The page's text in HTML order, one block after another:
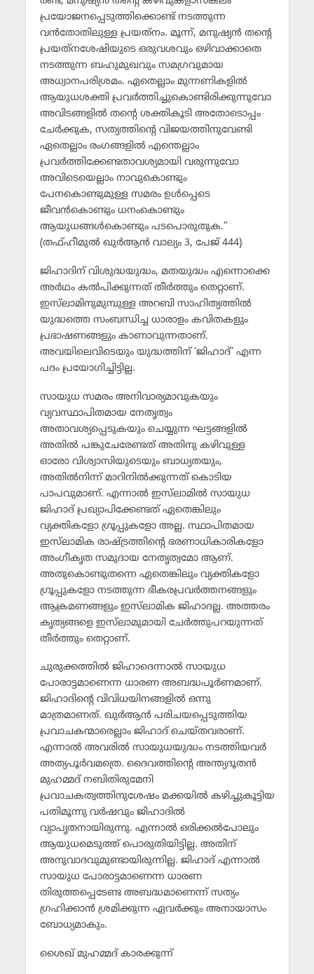
പ്രയോജനപ്പെടുത്തിക്കൊണ്ട് നടത്തുന്ന
വന്‍തോതിലുള്ള പ്രയത്‌നം. മൂന്ന്, മനുഷ്യന്‍ തന്റെ
പ്രയത്‌നശേഷിയുടെ ഒരുവശവും ഒഴിവാക്കാതെ
നടത്തുന്ന ബഹുമുഖവും സമഗ്രവുമായ
അധ്വാനപരിശ്രമം. ഏതെല്ലാം മുന്നണികളില്‍
ആയുധശക്തി പ്രവര്‍ത്തിച്ചുകൊണ്ടിരിക്കുന്നുവോ
അവിടങ്ങളില്‍ തന്റെ ശക്തികൂടി അതോടൊപ്പം
ചേര്‍ക്കുക, സത്യത്തിന്റെ വിജയത്തിനുവേണ്ടി
ഏതെല്ലാം രംഗങ്ങളില്‍ എന്തെല്ലാം
പ്രവര്‍ത്തിക്കേണ്ടതാവശ്യമായി വരുന്നുവോ
അവിടെയെല്ലാം നാവുകൊണ്ടും
പേനകൊണ്ടുമുള്ള സമരം ഉള്‍പ്പെടെ
ജീവന്‍കൊണ്ടും ധനംകൊണ്ടും
ആയുധങ്ങള്‍കൊണ്ടും പടപൊരുതുക.”
(തഫ്ഹീമുല്‍ ഖുര്‍ആന്‍ വാല്യം 3, പേജ് 444)
ജിഹാദിന് വിശുദ്ധയുദ്ധം, മതയുദ്ധം എന്നൊക്കെ
അര്‍ഥം കല്‍പിക്കുന്നത് തീര്‍ത്തും തെറ്റാണ്.
ഇസ്‌ലാമിനുമുമ്പുള്ള അറബി സാഹിത്യത്തില്‍
യുദ്ധത്തെ സംബന്ധിച്ച ധാരാളം കവിതകളും
പ്രഭാഷണങ്ങളും കാണാവുന്നതാണ്.
അവയിലെവിടെയും യുദ്ധത്തിന് ‘ജിഹാദ്’ എന്ന
പദം പ്രയോഗിച്ചിട്ടില്ല.
സായുധ സമരം അനിവാര്യമാവുകയും
വ്യവസ്ഥാപിതമായ നേതൃത്വം
അതാവശ്യപ്പെടുകയും ചെയ്യുന്ന ഘട്ടങ്ങളില്‍
അതില്‍ പങ്കുചേരേണ്ടത് അതിനു കഴിവുള്ള
ഓരോ വിശ്വാസിയുടെയും ബാധ്യതയും,
അതില്‍നിന്ന് മാറിനില്‍ക്കുന്നത് കൊടിയ
പാപവുമാണ്. എന്നാല്‍ ഇസ്‌ലാമില്‍ സായുധ
ജിഹാദ് പ്രഖ്യാപിക്കേണ്ടത് ഏതെങ്കിലും
വ്യക്തികളോ ഗ്രൂപ്പുകളോ അല്ല. സ്ഥാപിതമായ
ഇസ്‌ലാമിക രാഷ്ട്രത്തിന്റെ ഭരണാധികാരികളോ
അംഗീകൃത സമുദായ നേതൃത്വമോ ആണ്.
അതുകൊണ്ടുതന്നെ ഏതെങ്കിലും വ്യക്തികളോ
ഗ്രൂപ്പുകളോ നടത്തുന്ന ഭീകരപ്രവര്‍ത്തനങ്ങളും
ആക്രമണങ്ങളും ഇസ്‌ലാമിക ജിഹാദല്ല. അത്തരം
കൃത്യങ്ങളെ ഇസ്‌ലാമുമായി ചേര്‍ത്തുപറയുന്നത്
തീര്‍ത്തും തെറ്റാണ്.
ചുരുക്കത്തില്‍ ജിഹാദെന്നാല്‍ സായുധ
പോരാട്ടമാണെന്ന ധാരണ അബദ്ധപൂര്‍ണമാണ്.
ജിഹാദിന്റെ വിവിധയിനങ്ങളില്‍ ഒന്നു
മാത്രമാണത്. ഖുര്‍ആന്‍ പരിചയപ്പെടുത്തിയ
പ്രവാചകന്മാരെല്ലാം ജിഹാദ് ചെയ്തവരാണ്.
എന്നാല്‍ അവരില്‍ സായുധയുദ്ധം നടത്തിയവര്‍
അത്യപൂര്‍വമത്രെ. ദൈവത്തിന്റെ അന്ത്യദൂതന്‍
മുഹമ്മദ് നബിതിരുമേനി
പ്രവാചകത്വത്തിനുശേഷം മക്കയില്‍ കഴിച്ചുകൂട്ടിയ
പതിമൂന്നു വര്‍ഷവും ജിഹാദില്‍
വ്യാപൃതനായിരുന്നു. എന്നാല്‍ ഒരിക്കല്‍പോലും
ആയുധമെടുത്ത് പൊരുതിയിട്ടില്ല. അതിന്
അനുവാദവുമുണ്ടായിരുന്നില്ല. ജിഹാദ് എന്നാല്‍
സായുധ പോരാട്ടമാണെന്ന ധാരണ
തിരുത്തപ്പെടേണ്ട അബദ്ധമാണെന്ന് സത്യം
ഗ്രഹിക്കാന്‍ ശ്രമിക്കുന്ന ഏവര്‍ക്കും അനായാസം
ബോധ്യമാകും.
ശൈഖ് മുഹമ്മദ് കാരക്കുന്ന്‌